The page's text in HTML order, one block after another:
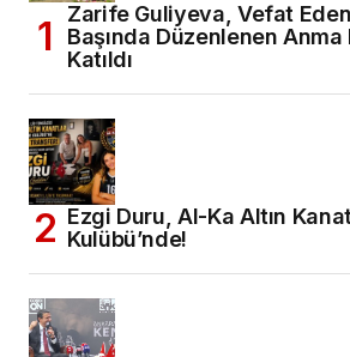
Zarife Guliyeva, Vefat
Başında Düzenlenen Anma
Katıldı
Ezgi Duru, Al-Ka Altın
Kulübü’nde!